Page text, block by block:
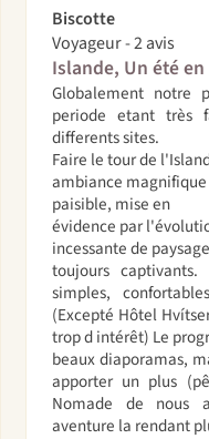
Biscotte
Voyageur - 2 avis
Islande, Un été
Globalement notre
periode etant très
differents sites.
Faire le tour de
ambiance
paisible, mise en
évidence par
incessante de
toujours
simples,
(Excepté Hôtel
trop d intérêt) Le
beaux diaporamas,
apporter un plus
Nomade de nous
aventure la rendant